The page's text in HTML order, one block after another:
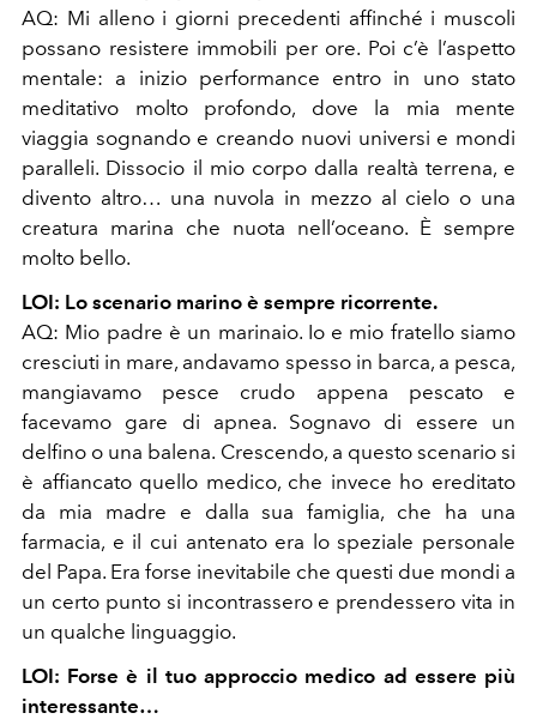
AQ: Mi alleno i giorni precedenti affinché i muscoli
possano resistere immobili per ore. Poi c’è l’aspetto
mentale: a inizio performance entro in uno stato
meditativo molto profondo, dove la mia mente
viaggia sognando e creando nuovi universi e mondi
paralleli. Dissocio il mio corpo dalla realtà terrena, e
divento altro… una nuvola in mezzo al cielo o una
creatura marina che nuota nell’oceano. È sempre
molto bello.
LOI: Lo scenario marino è sempre ricorrente.
AQ: Mio padre è un marinaio. Io e mio fratello siamo
cresciuti in mare, andavamo spesso in barca, a pesca,
mangiavamo pesce crudo appena pescato e
facevamo gare di apnea. Sognavo di essere un
delfino o una balena. Crescendo, a questo scenario si
è affiancato quello medico, che invece ho ereditato
da mia madre e dalla sua famiglia, che ha una
farmacia, e il cui antenato era lo speziale personale
del Papa. Era forse inevitabile che questi due mondi a
un certo punto si incontrassero e prendessero vita in
un qualche linguaggio.
LOI: Forse è il tuo approccio medico ad essere più
interessante…